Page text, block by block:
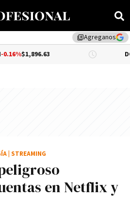
library_addAgreganos
DÓLAR BNA
en Netflix y
STREAMING